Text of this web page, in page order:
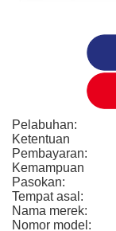
Pelabuhan:
Ketentuan
Pembayaran:
Kemampuan
Pasokan:
Tempat asal:
Nama merek:
Nomor model: